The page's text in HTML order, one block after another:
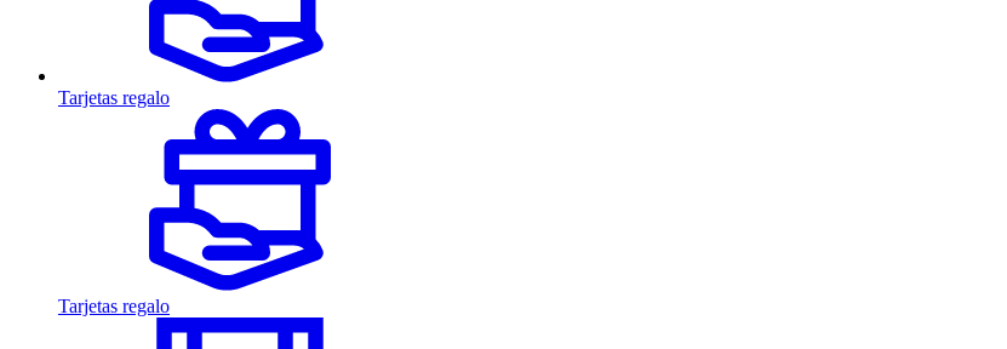
Tarjetas regalo
Tarjetas regalo